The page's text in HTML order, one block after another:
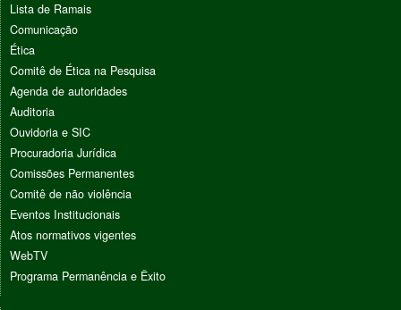
Lista de Ramais
Comunicação
Ética
Comitê de Ética na Pesquisa
Agenda de autoridades
Auditoria
Ouvidoria e SIC
Procuradoria Jurídica
Comissões Permanentes
Comitê de não violência
Eventos Institucionais
Atos normativos vigentes
WebTV
Programa Permanência e Êxito